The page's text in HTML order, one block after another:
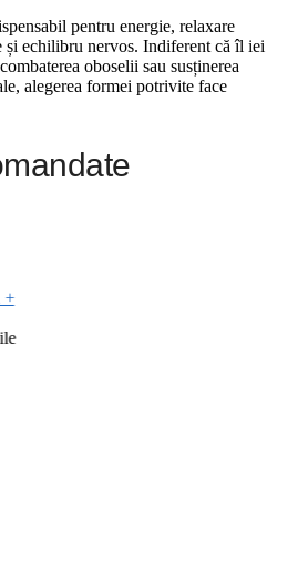
pentru energie, relaxare
și echilibru nervos. Indiferent că îl iei
oboselii sau susținerea
alegerea formei potrivite face
+